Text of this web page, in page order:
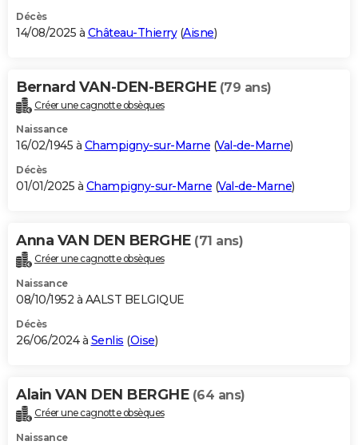
Décès
14/08/2025 à Château-Thierry(Aisne)
Bernard VAN-DEN-BERGHE (79 ans)
Créer une cagnotte obsèques
Naissance
16/02/1945 à Champigny-sur-Marne (Val-de-Marne)
Décès
01/01/2025 à Champigny-sur-Marne (Val-de-Marne)
Anna VAN DEN BERGHE (71 ans)
Créer une cagnotte obsèques
Naissance
08/10/1952 à AALST BELGIQUE
Décès
26/06/2024 à Senlis (Oise)
Alain VAN DEN BERGHE (64 ans)
Créer une cagnotte obsèques
Naissance